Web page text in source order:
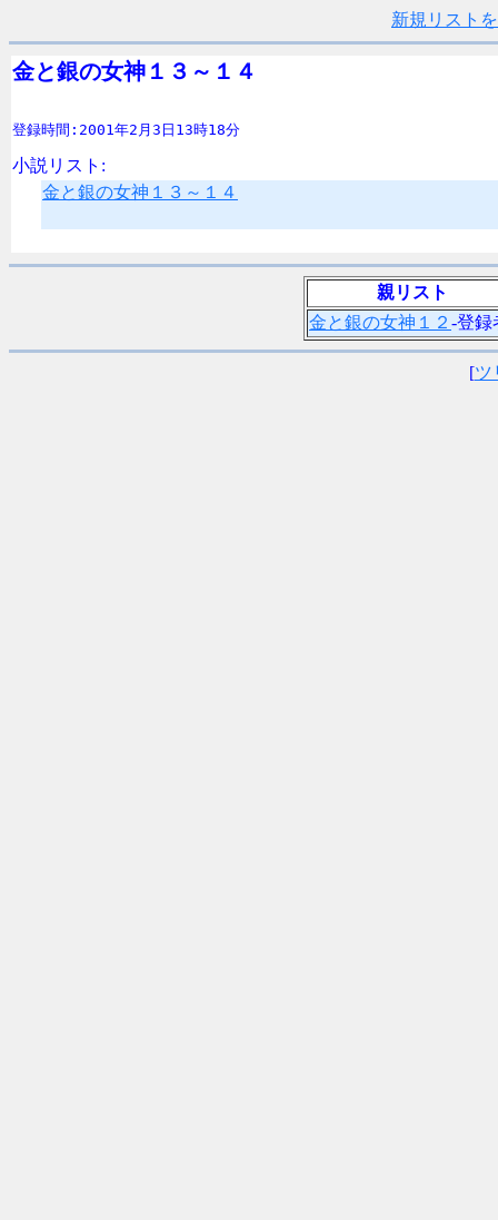
新規リスト
金と銀の女神１３～１４
登録時間:2001年2月3日13時18分
小説リスト:
金と銀の女神１３～１４
親リスト
金と銀の女神１２ -登録
[ツ